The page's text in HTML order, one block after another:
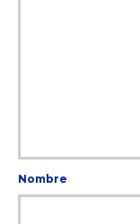
Nombre